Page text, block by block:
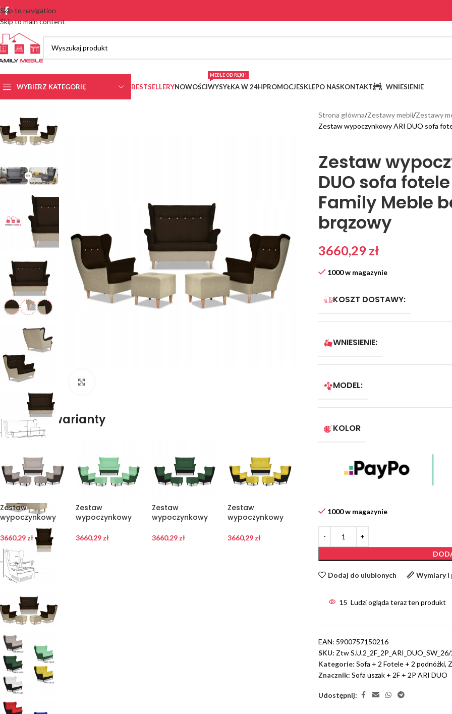
Skip to navigation
Skip to main content
WYBIERZ KATEGORIĘ BESTSELLERYNOWOŚCIWYSYŁKA W 24H
MEBLE OD RĘKI !
PROMOCJESKLEPO NASKONTAKT WNIESIENIE
warianty
Zestaw
wypoczynkowy
uszak ARI DUO
sofa fotele pufy
Family Meble brąz
– beż
3660,29zł
Zestaw
wypoczynkowy
fotele pufy
3660,29zł
Zestaw
wypoczynkowy
fotele pufy
3660,29zł
Zestaw
wypoczynkowy
fotele pufy
3660,29zł
Zestaw
wypoczynkowy
ARI DUO sofa
fotele pufy
Family Meble
3660,29
Zestaw
wypoczynkowy
Family Meble
Strona główna Zestawy mebli Zestawy
Zestaw wypoczynkowy ARI DUO sofa
Zestaw
DUO sofa
Family Meble
brązowy
3660,29 zł
1000 w magazynie
KOSZT DOSTAWY:
WNIESIENIE:
MODEL:
KOLOR
1000 w magazynie
Dodaj do ulubionych Wymiary i
15 Ludzi ogląda teraz ten produkt
EAN: 5900757150216
SKU: Ztw
Kategorie: Sofa + 2 Fotele + 2 podnóżki,
Znacznik: Sofa uszak + 2F + 2P ARI DUO
Udostępnij: